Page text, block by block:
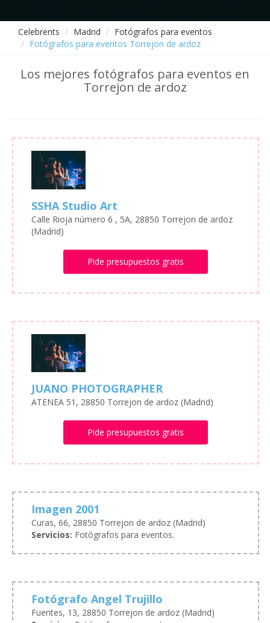
Celebrents Madrid
Fotógrafos para eventos
Fotógrafos para eventos Torrejon de ardoz
Los mejores fotógrafos para eventos en
Torrejon de ardoz
SSHA Studio Art
Calle Rioja número 6 , 5A, 28850 Torrejon de ardoz
(Madrid)
Pide presupuestos gratis
JUANO PHOTOGRAPHER
ATENEA 51, 28850 Torrejon de ardoz (Madrid)
Pide presupuestos gratis
Imagen 2001
Curas, 66, 28850 Torrejon de ardoz (Madrid)
Servicios: Fotógrafos para eventos.
Fotógrafo Angel Trujillo
Fuentes, 13, 28850 Torrejon de ardoz (Madrid)